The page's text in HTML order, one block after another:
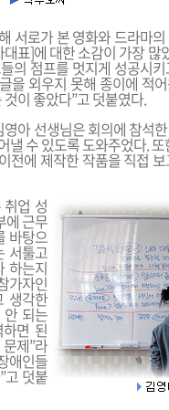
서로가 본 영화와 드라마
표]에 대한 소감이 가장 많
의 점프를 멋지게 성공시
을 외우지 못해 종이에 적
이 좋았다”고 덧붙였다.
아 선생님은 회의에 참석
낼 수 있도록 도와주었다.
전에 제작한 작품을 직접
취업 성
에 근무
바탕으
서툴고
하는지
가자인
생각한
안 되는
면 된
제”라
애인들
고 덧붙